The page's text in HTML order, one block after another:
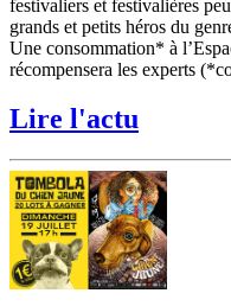
festivaliers et festivalières
grands et petits héros du
Une consommation* à
récompensera les experts
Lire l'actu